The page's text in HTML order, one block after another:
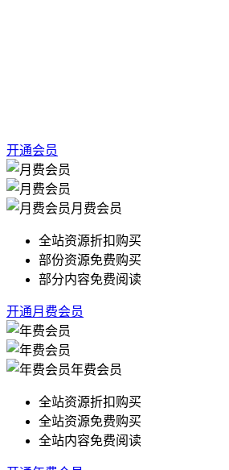
开通会员
月费会员
全站资源折扣购买
部份资源免费购买
部分内容免费阅读
开通月费会员
年费会员
全站资源折扣购买
全站资源免费购买
全站内容免费阅读